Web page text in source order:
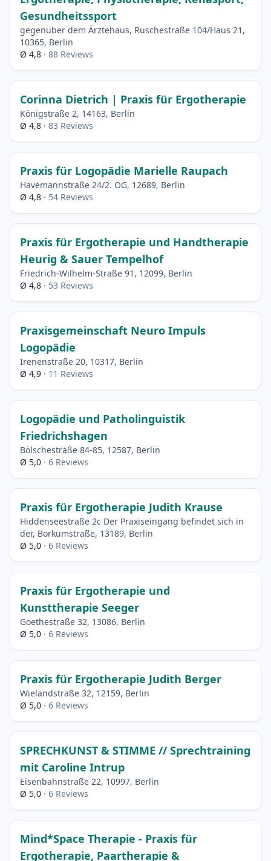
Gesundheitssport
gegenüber dem Ärztehaus, Ruschestraße 104/Haus 21,
10365, Berlin
Ø 4,8 · 88 Reviews
Corinna Dietrich | Praxis für Ergotherapie
Königstraße 2, 14163, Berlin
Ø 4,8 · 83 Reviews
Praxis für Logopädie Marielle Raupach
Havemannstraße 24/2. OG, 12689, Berlin
Ø 4,8 · 54 Reviews
Praxis für Ergotherapie und Handtherapie
Heurig & Sauer Tempelhof
Friedrich-Wilhelm-Straße 91, 12099, Berlin
Ø 4,8 · 53 Reviews
Praxisgemeinschaft Neuro Impuls
Logopädie
Irenenstraße 20, 10317, Berlin
Ø 4,9 · 11 Reviews
Logopädie und Patholinguistik
Friedrichshagen
Bölschestraße 84-85, 12587, Berlin
Ø 5,0 · 6 Reviews
Praxis für Ergotherapie Judith Krause
Hiddenseestraße 2c Der Praxiseingang befindet sich in
der, Borkumstraße, 13189, Berlin
Ø 5,0 · 6 Reviews
Praxis für Ergotherapie und
Kunsttherapie Seeger
Goethestraße 32, 13086, Berlin
Ø 5,0 · 6 Reviews
Praxis für Ergotherapie Judith Berger
Wielandstraße 32, 12159, Berlin
Ø 5,0 · 6 Reviews
SPRECHKUNST & STIMME // Sprechtraining
mit Caroline Intrup
Eisenbahnstraße 22, 10997, Berlin
Ø 5,0 · 6 Reviews
Mind*Space Therapie - Praxis für
Ergotherapie, Paartherapie &